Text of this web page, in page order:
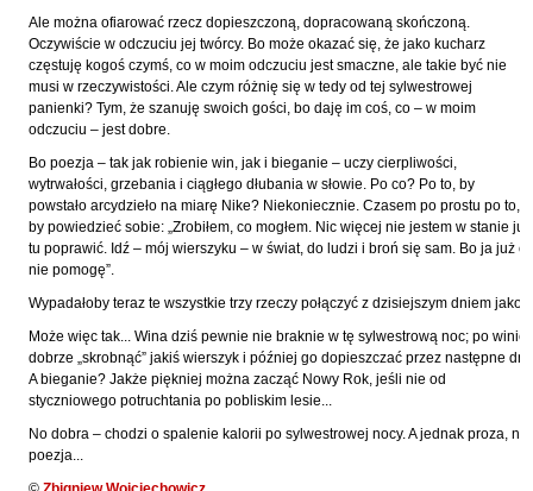
Hrynacz Tomasz
Jakób Lech M.
Jakubowski Jarosław
Jasina Zbigniew
Jentys-Borelowska Maria
Jocher Waldemar
Kain Dawid
Kalenin Magdalena
Kamiński Gabriel Leonard
Kaniecka-Mazurek Anna
Ale można ofiarować rzecz dopieszczoną, dopracowaną skończoną.
Oczywiście w odczuciu jej twórcy. Bo może okazać się, że jako kucharz
częstuję kogoś czymś, co w moim odczuciu jest smaczne, ale takie być nie
musi w rzeczywistości. Ale czym różnię się w tedy od tej sylwestrowej
panienki? Tym, że szanuję swoich gości, bo daję im coś, co – w moim
odczuciu – jest dobre.
Bo poezja – tak jak robienie win, jak i bieganie – uczy cierpliwości,
wytrwałości, grzebania i ciągłego dłubania w słowie. Po co? Po to, by
powstało arcydzieło na miarę Nike? Niekoniecznie. Czasem po prostu po to,
by powiedzieć sobie: „Zrobiłem, co mogłem. Nic więcej nie jestem w stanie już
tu poprawić. Idź – mój wierszyku – w świat, do ludzi i broń się sam. Bo ja już ci
nie pomogę”.
Wypadałoby teraz te wszystkie trzy rzeczy połączyć z dzisiejszym dniem jakoś.
Może więc tak... Wina dziś pewnie nie braknie w tę sylwestrową noc; po winie
dobrze „skrobnąć” jakiś wierszyk i później go dopieszczać przez następne dni.
A bieganie? Jakże piękniej można zacząć Nowy Rok, jeśli nie od
styczniowego potruchtania po pobliskim lesie...
No dobra – chodzi o spalenie kalorii po sylwestrowej nocy. A jednak proza, nie
poezja...